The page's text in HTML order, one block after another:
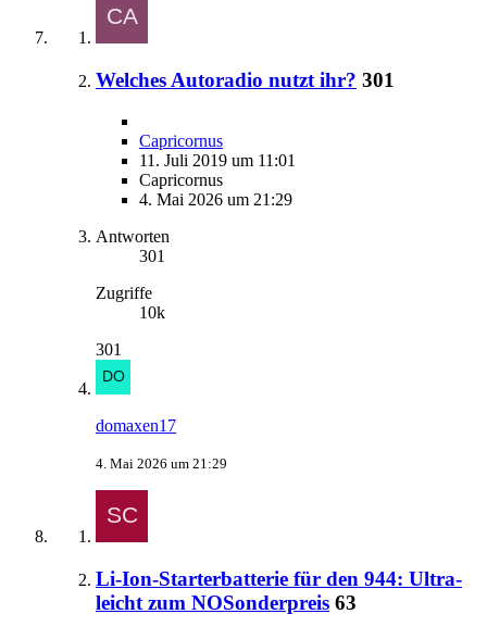
Welches Autoradio nutzt ihr? 301
Capricornus
11. Juli 2019 um 11:01
Capricornus
4. Mai 2026 um 21:29
Antworten
301
Zugriffe
10k
301
domaxen17
4. Mai 2026 um 21:29
Li-Ion-Starterbatterie für den 944: Ultra-
leicht zum NOSonderpreis 63